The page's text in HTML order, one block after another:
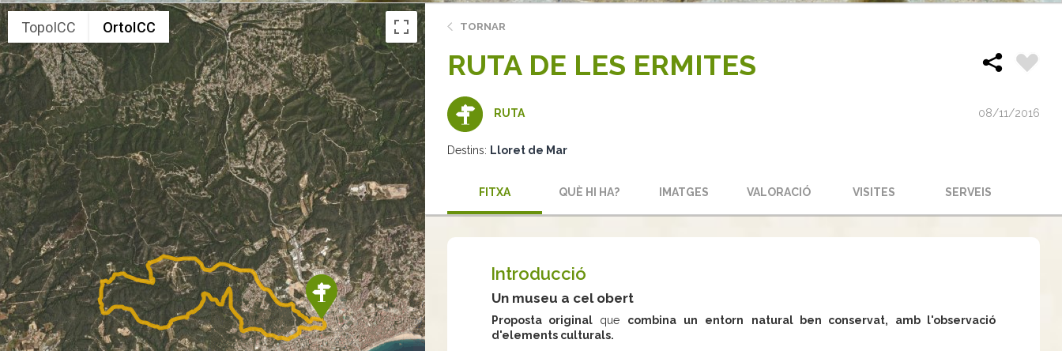
TopoICC OrtoICC TORNAR
RUTA DE LES ERMITES
RUTA 08/11/2016
Destins: Lloret de Mar
FITXA QUÈ HI HA? IMATGES VALORACIÓ VISITES SERVEIS
Introducció
Un museu a cel obert
Proposta originalque combina un entorn
natural ben conservat, amb l'observació
d'elements culturals.